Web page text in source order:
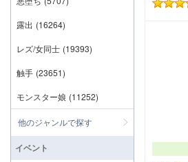
露出 (16264)
レズ/女同士 (19393)
触手 (23651)
モンスター娘 (11252)
他のジャンルで探す
イベント